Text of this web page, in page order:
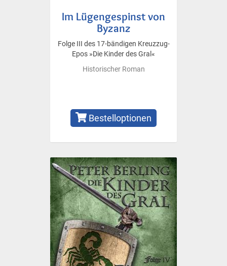
Im Lügengespinst von
Byzanz
Folge III des 17-bändigen Kreuzzug-
Epos »Die Kinder des Gral«
Historischer Roman
Bestelloptionen